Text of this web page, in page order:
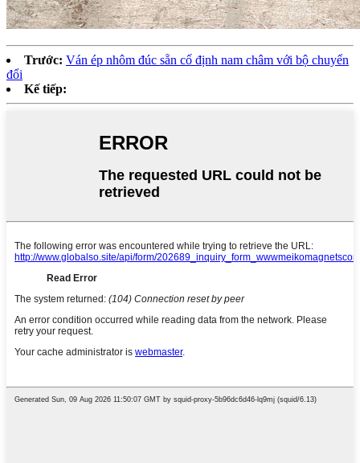
Trước: Ván ép nhôm đúc sẵn cố định nam châm với bộ chuyển
đổi
Kế tiếp: